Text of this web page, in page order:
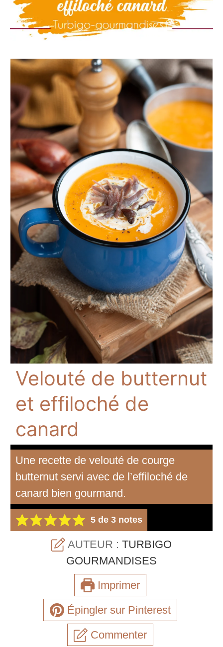
Velouté de butternut
et effiloché de
canard
Une recette de velouté de courge
butternut servi avec de l’effiloché de
canard bien gourmand.
5 de3 notes
AUTEUR :TURBIGO
GOURMANDISES
Imprimer
Épingler sur Pinterest
Commenter